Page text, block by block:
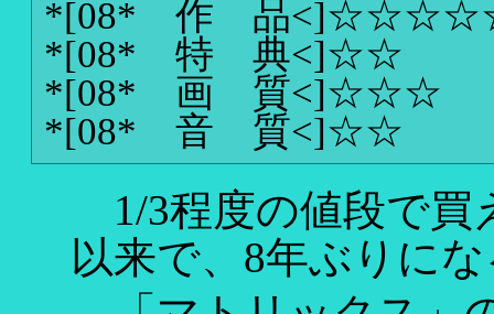
*[08* 作 品<]
*[08* 特 典<]☆☆
*[08* 画 質<]☆☆☆
*[08* 音 質<]☆☆
1/3程度の値段で買
以来で、8年ぶりに